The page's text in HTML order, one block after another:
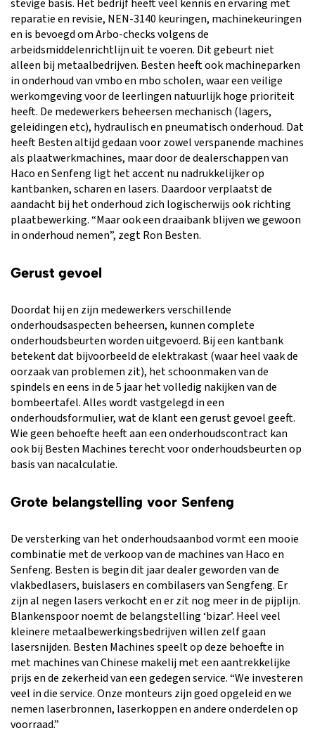
stevige basis. Het bedrijf heeft veel kennis en ervaring met
reparatie en revisie, NEN-3140 keuringen, machinekeuringen
en is bevoegd om Arbo-checks volgens de
arbeidsmiddelenrichtlijn uit te voeren. Dit gebeurt niet
alleen bij metaalbedrijven. Besten heeft ook machineparken
in onderhoud van vmbo en mbo scholen, waar een veilige
werkomgeving voor de leerlingen natuurlijk hoge prioriteit
heeft. De medewerkers beheersen mechanisch (lagers,
geleidingen etc), hydraulisch en pneumatisch onderhoud. Dat
heeft Besten altijd gedaan voor zowel verspanende machines
als plaatwerkmachines, maar door de dealerschappen van
Haco en Senfeng ligt het accent nu nadrukkelijker op
kantbanken, scharen en lasers. Daardoor verplaatst de
aandacht bij het onderhoud zich logischerwijs ook richting
plaatbewerking. “Maar ook een draaibank blijven we gewoon
in onderhoud nemen”, zegt Ron Besten.
Gerust gevoel
Doordat hij en zijn medewerkers verschillende
onderhoudsaspecten beheersen, kunnen complete
onderhoudsbeurten worden uitgevoerd. Bij een kantbank
betekent dat bijvoorbeeld de elektrakast (waar heel vaak de
oorzaak van problemen zit), het schoonmaken van de
spindels en eens in de 5 jaar het volledig nakijken van de
bombeertafel. Alles wordt vastgelegd in een
onderhoudsformulier, wat de klant een gerust gevoel geeft.
Wie geen behoefte heeft aan een onderhoudscontract kan
ook bij Besten Machines terecht voor onderhoudsbeurten op
basis van nacalculatie.
Grote belangstelling voor Senfeng
De versterking van het onderhoudsaanbod vormt een mooie
combinatie met de verkoop van de machines van Haco en
Senfeng. Besten is begin dit jaar dealer geworden van de
vlakbedlasers, buislasers en combilasers van Sengfeng. Er
zijn al negen lasers verkocht en er zit nog meer in de pijplijn.
Blankenspoor noemt de belangstelling ‘bizar’. Heel veel
kleinere metaalbewerkingsbedrijven willen zelf gaan
lasersnijden. Besten Machines speelt op deze behoefte in
met machines van Chinese makelij met een aantrekkelijke
prijs en de zekerheid van een gedegen service. “We investeren
veel in die service. Onze monteurs zijn goed opgeleid en we
nemen laserbronnen, laserkoppen en andere onderdelen op
voorraad.”